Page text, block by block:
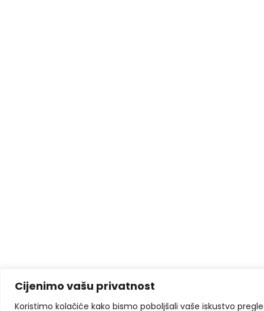
Cijenimo vašu privatnost
Koristimo kolačiće kako bismo poboljšali vaše iskustvo